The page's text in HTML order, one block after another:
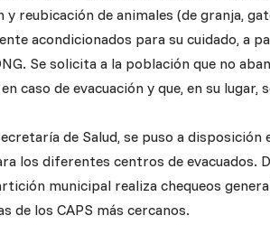
y reubicación de animales (de granja,
acondicionados para su cuidado, a
Se solicita a la población que no
caso de evacuación y que, en su
de Salud, se puso a
los diferentes centros de evacuados.
municipal realiza chequeos
de los CAPS más cercanos.